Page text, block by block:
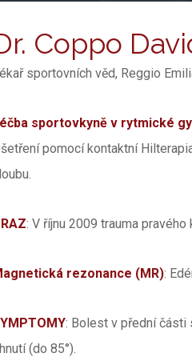
Coppo
sportovních věd, Reggio
sportovkyně v rytmické
pomocí kontaktní
: V říjnu 2009 trauma
rezonance (MR):
: Bolest v přední části
(do 85°).